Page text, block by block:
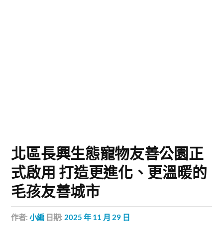
北區長興生態寵物友善公園正
式啟用 打造更進化、更溫暖的
毛孩友善城市
作者:小編 日期: 2025 年 11 月 29 日